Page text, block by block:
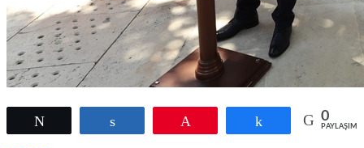
Paylaş 0